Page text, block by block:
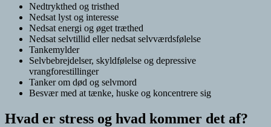
Nedtrykthed og tristhed
Nedsat lyst og interesse
Nedsat energi og øget træthed
Nedsat selvtillid eller nedsat selvværdsfølelse
Tankemylder
Selvbebrejdelser, skyldfølelse og depressive
vrangforestillinger
Tanker om død og selvmord
Besvær med at tænke, huske og koncentrere sig
Hvad er stress og hvad kommer det af?